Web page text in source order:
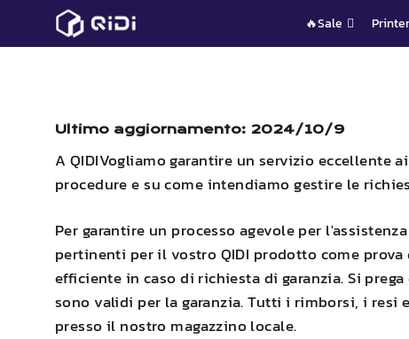
🔥Sale Printer
Ultimo aggiornamento: 2024/10/9
A QIDIVogliamo garantire un servizio eccellente
procedure e su come intendiamo gestire le
Per garantire un processo agevole per
pertinenti per il vostroQIDI prodotto come
efficiente in caso di richiesta di garanzia. Si
sono validi per la garanzia. Tutti i rimborsi, i
presso il nostro magazzino locale.